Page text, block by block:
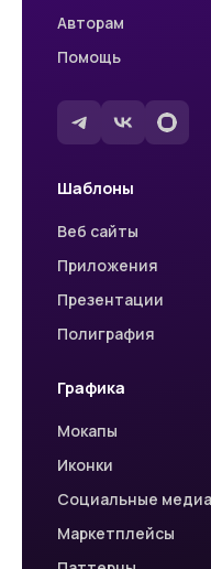
Авторам
Помощь
Шаблоны
Веб сайты
Приложения
Презентации
Полиграфия
Графика
Мокапы
Иконки
Социальные медиа
Маркетплейсы